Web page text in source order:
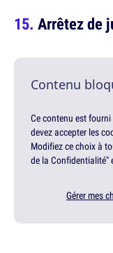
Arrêtez de
Contenu
Ce contenu est
devez accepter les
Modifiez ce choix à
de la Confidentialité"
Gérer mes